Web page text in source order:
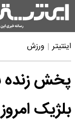
اینتیتر ورزش
پخش زنده
بلژیک امروز